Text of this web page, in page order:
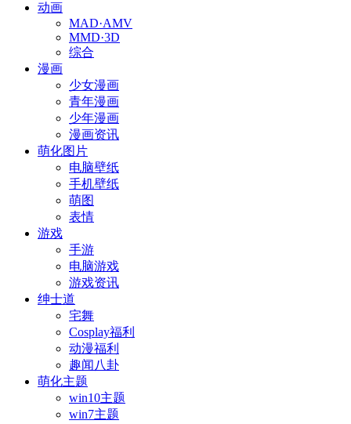
动画
MAD·AMV
MMD·3D
综合
漫画
少女漫画
青年漫画
少年漫画
漫画资讯
萌化图片
电脑壁纸
手机壁纸
萌图
表情
游戏
手游
电脑游戏
游戏资讯
绅士道
宅舞
Cosplay福利
动漫福利
趣闻八卦
萌化主题
win10主题
win7主题